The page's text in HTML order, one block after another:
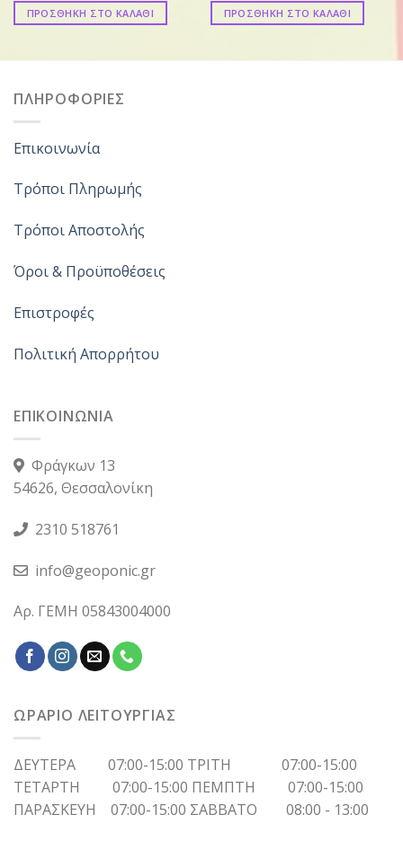
ΠΡΟΣΘΗΚΗ ΣΤΟ ΚΑΛΑΘΙ ΠΡΟΣΘΗΚΗ ΣΤΟ ΚΑΛΑΘΙ
ΠΛΗΡΟΦΟΡΙΕΣ
Επικοινωνία
Τρόποι Πληρωμής
Τρόποι Αποστολής
Όροι & Προϋποθέσεις
Επιστροφές
Πολιτική Απορρήτου
ΕΠΙΚΟΙΝΩΝΙΑ
Φράγκων 13
54626, Θεσσαλονίκη
2310 518761
info@geoponic.gr
Αρ. ΓΕΜΗ 05843004000
ΩΡΑΡΙΟ ΛΕΙΤΟΥΡΓΙΑΣ
ΔΕΥΤΕΡΑ 07:00-15:00 ΤΡΙΤΗ 07:00-15:00
ΤΕΤΑΡΤΗ 07:00-15:00 ΠΕΜΠΤΗ 07:00-15:00
ΠΑΡΑΣΚΕΥΗ 07:00-15:00 ΣΑΒΒΑΤΟ 08:00 - 13:00